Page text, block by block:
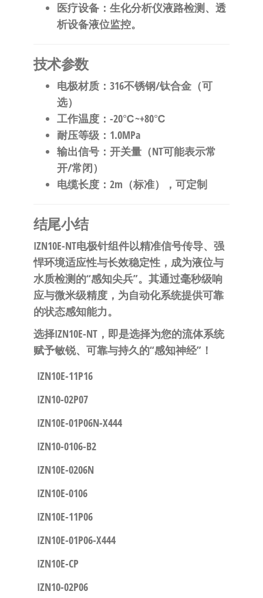
​医疗设备​​：生化分析仪液路检测、透
析设备液位监控。
​技术参数​
​电极材质​​：316不锈钢/钛合金（可
选）
​工作温度​​：-20℃~+80℃
​耐压等级​​：1.0MPa
​输出信号​​：开关量（NT可能表示常
开/常闭）
​电缆长度​​：2m（标准），可定制
​结尾小结​
IZN10E-NT电极针组件以精准信号传导、强
悍环境适应性与长效稳定性，成为液位与
水质检测的“感知尖兵”。其通过毫秒级响
应与微米级精度，为自动化系统提供可靠
的状态感知能力。
​选择IZN10E-NT，即是选择为您的流体系统
赋予敏锐、可靠与持久的“感知神经”！​
IZN10E-11P16
IZN10-02P07
IZN10E-01P06N-X444
IZN10-0106-B2
IZN10E-0206N
IZN10E-0106
IZN10E-11P06
IZN10E-01P06-X444
IZN10E-CP
IZN10-02P06